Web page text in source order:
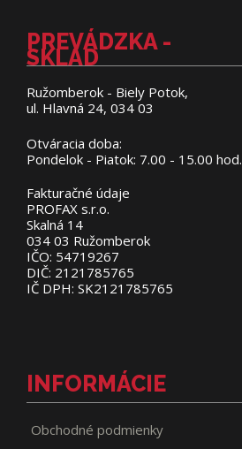
PREVÁDZKA -
SKLAD
Ružomberok - Biely Potok,
ul. Hlavná 24, 034 03
Otváracia doba:
Pondelok - Piatok: 7.00 - 15.00 hod.
Fakturačné údaje
PROFAX s.r.o.
Skalná 14
034 03 Ružomberok
IČO: 54719267
DIČ: 2121785765
IČ DPH: SK2121785765
INFORMÁCIE
Obchodné podmienky